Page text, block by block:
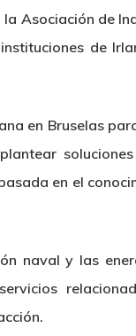
Asociación de
de
en Bruselas
en el
naval y las